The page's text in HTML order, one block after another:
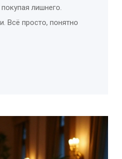
лишнего.
Всё просто, понятно